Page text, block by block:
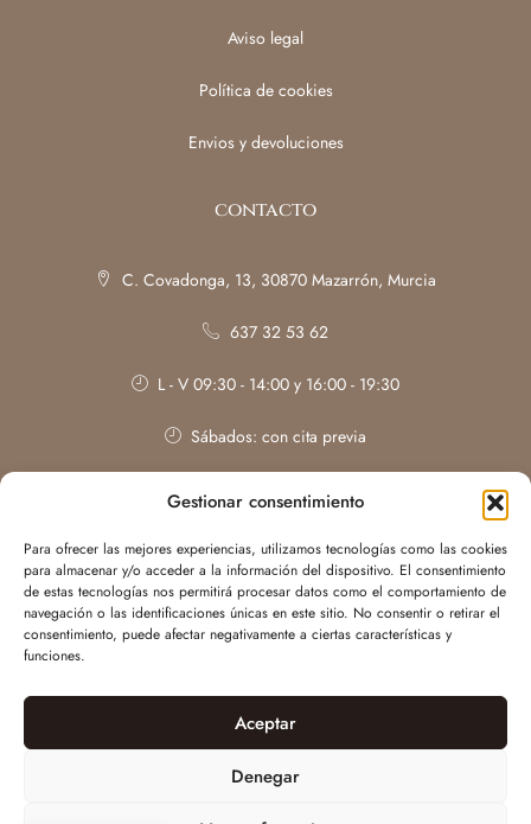
Gestionar consentimiento
Para ofrecer las mejores experiencias, utilizamos tecnologías como las cookies
para almacenar y/o acceder a la información del dispositivo. El consentimiento
de estas tecnologías nos permitirá procesar datos como el comportamiento de
navegación o las identificaciones únicas en este sitio. No consentir o retirar el
consentimiento, puede afectar negativamente a ciertas características y
funciones.
Aceptar
Denegar
Aviso legal
Política de cookies
Envios y devoluciones
contacto
C. Covadonga, 13, 30870 Mazarrón, Murcia
637 32 53 62
L - V 09:30 - 14:00 y 16:00 - 19:30
Sábados: con cita previa
Web desarrollada porWILAPP | Irene Bonillo © Todos los derechos
reservados